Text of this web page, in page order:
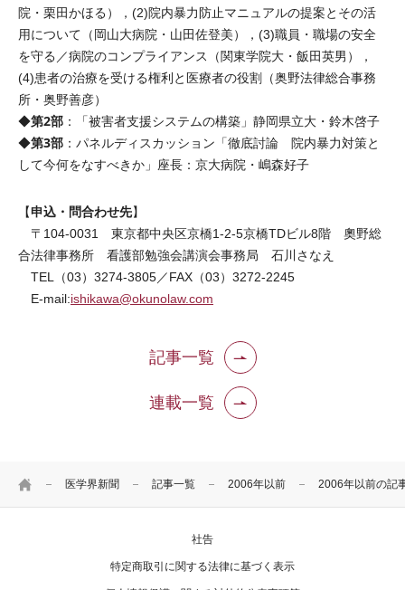
HOME 医学界新聞 記事一覧 2006年以前 2006年以前の記
院・栗田かほる），(2)院内暴力防止マニュアルの提案とその活
用について（岡山大病院・山田佐登美），(3)職員・職場の安全
を守る／病院のコンプライアンス（関東学院大・飯田英男），
(4)患者の治療を受ける権利と医療者の役割（奥野法律総合事務
所・奥野善彦）
◆第2部 ：「被害者支援システムの構築」静岡県立大・鈴木啓子
◆第3部 ：パネルディスカッション「徹底討論 院内暴力対策と
して今何をなすべきか」座長：京大病院・嶋森好子
【申込・問合わせ先】
〒104-0031 東京都中央区京橋1-2-5京橋TDビル8階 奧野総
合法律事務所 看護部勉強会講演会事務局 石川さなえ
TEL（03）3274-3805／FAX（03）3272-2245
E-mail:ishikawa@okunolaw.com
記事一覧
連載一覧
社告
特定商取引に関する法律に基づく表示